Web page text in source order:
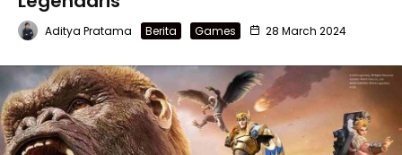
Aditya Pratama Berita Games 28 March 2024